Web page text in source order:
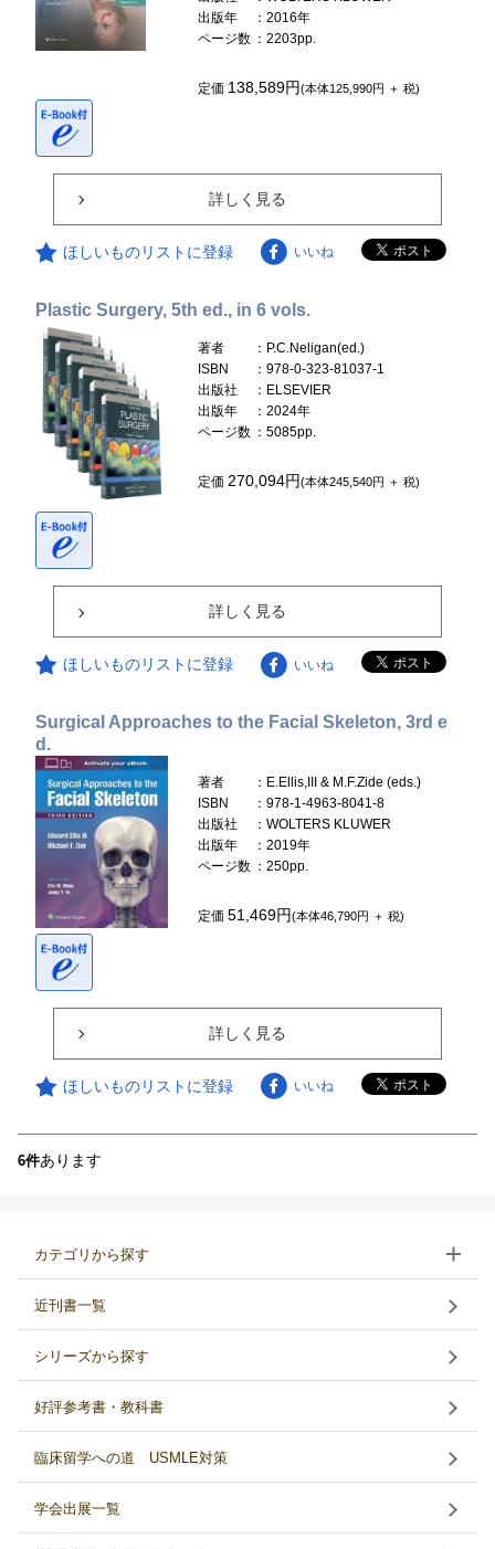
出版年
：2016年
ページ数 ：2203pp.
定価 138,589円(本体125,990円 ＋ 税)
詳しく見る
ほしいものリストに登録 いいね
Plastic Surgery, 5th ed., in 6 vols.
著者
：P.C.Neligan(ed.)
ISBN
：978-0-323-81037-1
出版社
：ELSEVIER
出版年
：2024年
ページ数 ：5085pp.
定価 270,094円(本体245,540円 ＋ 税)
詳しく見る
ほしいものリストに登録 いいね
Surgical Approaches to the Facial Skeleton, 3rd e
d.
著者
：E.Ellis,III & M.F.Zide (eds.)
ISBN
：978-1-4963-8041-8
出版社
：WOLTERS KLUWER
出版年
：2019年
ページ数 ：250pp.
定価51,469円(本体46,790円 ＋ 税)
詳しく見る
ほしいものリストに登録 いいね
6件あります
カテゴリから探す
近刊書一覧
シリーズから探す
好評参考書・教科書
臨床留学への道 USMLE対策
学会出展一覧